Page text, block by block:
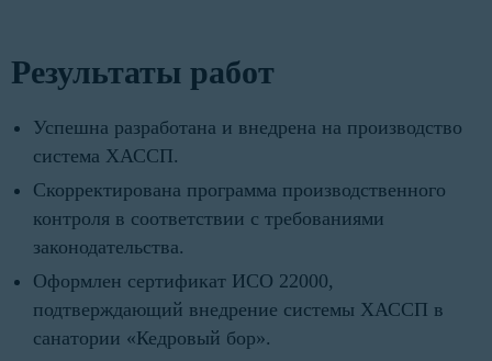
Результаты работ
Успешна разработана и внедрена на производство
система ХАССП.
Скорректирована программа производственного
контроля в соответствии с требованиями
законодательства.
Оформлен сертификат ИСО 22000,
подтверждающий внедрение системы ХАССП в
санатории «Кедровый бор».